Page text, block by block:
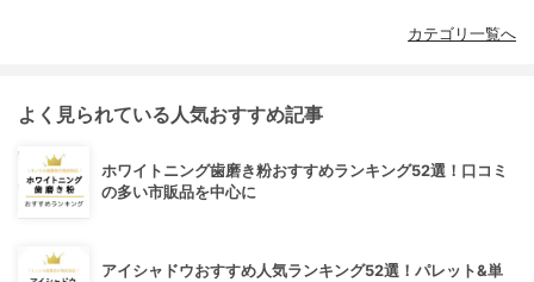
カテゴリ一覧へ
よく見られている人気おすすめ記事
ホワイトニング歯磨き粉おすすめランキング52選！口コミ
の多い市販品を中心に
アイシャドウおすすめ人気ランキング52選！パレット&単